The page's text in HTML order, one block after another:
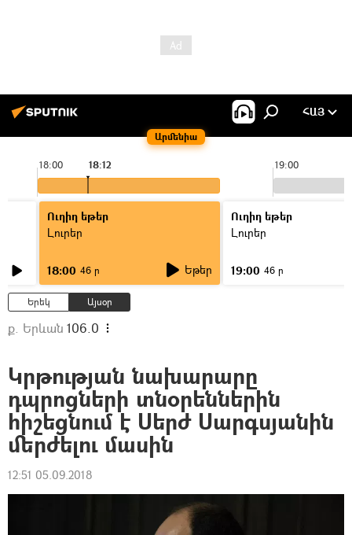
Արմենիա
ՀԱՅ
18:00 19:00
18:12
Ուղիղ եթեր
Լուրեր
18:00 46 ր Եթեր
Ուղիղ եթեր
Լուրեր
19:00 46 ր
Երեկ Այսօր
ք. Երևան 106.0
Կրթության նախարարը
դպրոցների տնօրեններին
հիշեցնում է Սերժ Սարգսյանին
մերժելու մասին
12:51 05.09.2018